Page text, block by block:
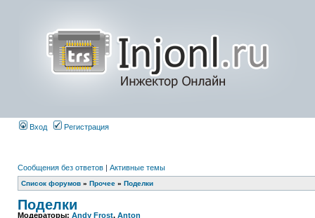
Вход Регистрация
Сообщения без ответов | Активные темы
Список форумов » Прочее » Поделки
Поделки
Модераторы: Andy Frost, Anton